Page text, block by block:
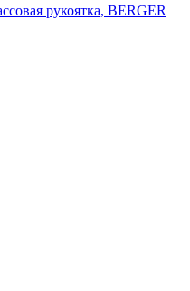
рукоятка, BERGER